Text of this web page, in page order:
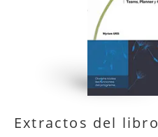
Extractos del libro